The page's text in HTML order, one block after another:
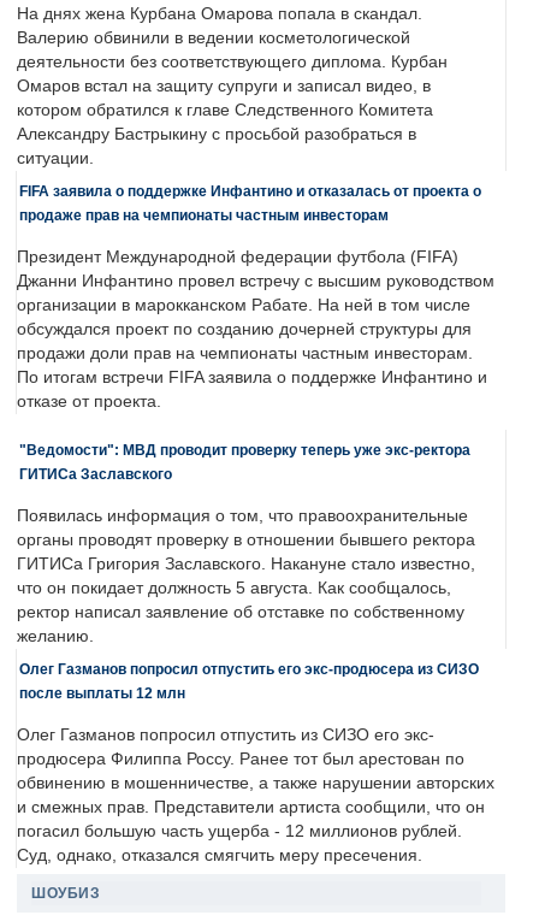
На днях жена Курбана Омарова попала в скандал.
Валерию обвинили в ведении косметологической
деятельности без соответствующего диплома. Курбан
Омаров встал на защиту супруги и записал видео, в
котором обратился к главе Следственного Комитета
Александру Бастрыкину с просьбой разобраться в
ситуации.
FIFA заявила о поддержке Инфантино и отказалась от проекта о
продаже прав на чемпионаты частным инвесторам
Президент Международной федерации футбола (FIFA)
Джанни Инфантино провел встречу с высшим руководством
организации в марокканском Рабате. На ней в том числе
обсуждался проект по созданию дочерней структуры для
продажи доли прав на чемпионаты частным инвесторам.
По итогам встречи FIFA заявила о поддержке Инфантино и
отказе от проекта.
"Ведомости": МВД проводит проверку теперь уже экс-ректора
ГИТИСа Заславского
Появилась информация о том, что правоохранительные
органы проводят проверку в отношении бывшего ректора
ГИТИСа Григория Заславского. Накануне стало известно,
что он покидает должность 5 августа. Как сообщалось,
ректор написал заявление об отставке по собственному
желанию.
Олег Газманов попросил отпустить его экс-продюсера из СИЗО
после выплаты 12 млн
Олег Газманов попросил отпустить из СИЗО его экс-
продюсера Филиппа Россу. Ранее тот был арестован по
обвинению в мошенничестве, а также нарушении авторских
и смежных прав. Представители артиста сообщили, что он
погасил большую часть ущерба - 12 миллионов рублей.
Суд, однако, отказался смягчить меру пресечения.
ШОУБИЗ